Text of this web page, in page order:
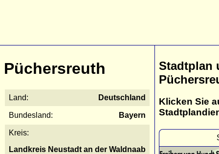
Püchersreuth
Land: Deutschland
Bundesland: Bayern
Kreis:
Landkreis Neustadt an der Waldnaab
Stadtplan
Klicken Sie